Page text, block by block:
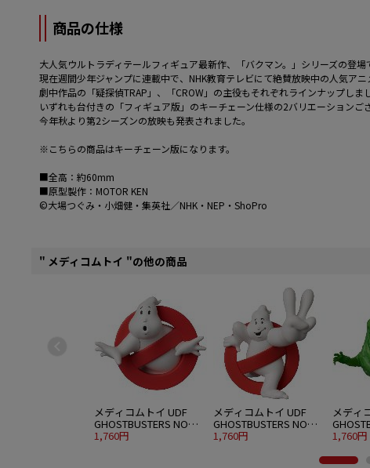
商品の仕様
大人気ウルトラディテールフィギュア最新作、「バクマン。」シリーズの登場
現在週間少年ジャンプに連載中で、NHK教育テレビにて絶賛放映中の人気ア
劇中作品の「疑探偵TRAP」、「CROW」の主役もそれぞれラインナップしまし
いずれも台付きの「フィギュア版」のキーチェーン仕様の2バリエーションござ
今年秋より第2シーズンの放映も発表されました。
※こちらの商品はキーチェーン版になります。
■全高：約60mm
■原型製作：MOTOR KEN
©大場つぐみ・小畑健・集英社／NHK・NEP・ShoPro
" メディコムトイ "の他の商品
メディコムトイ UDF
GHOSTBUSTERS NO
GHOST
1,760円
メディコムトイ UDF
GHOSTBUSTERS NO
GHOST 2
1,760円
メディ
(GREEN
1,760円